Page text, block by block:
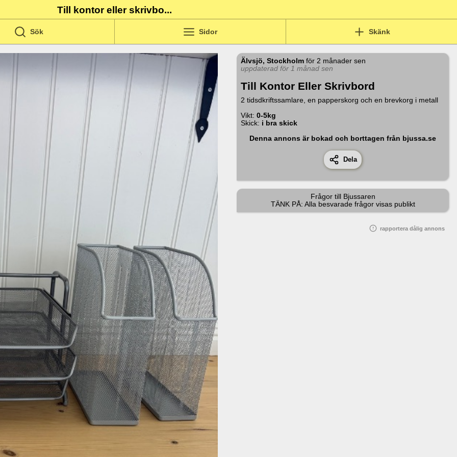
Till kontor eller skrivbo...
Sök Sidor Skänk
Älvsjö, Stockholm för 2 månader sen
uppdaterad för 1 månad sen
Till Kontor Eller Skrivbord
2 tidsdkriftssamlare, en papperskorg och en brevkorg i metall
Vikt: 0-5kg
Skick: i bra skick
Denna annons är bokad och borttagen från bjussa.se
Dela
Frågor till Bjussaren
TÄNK PÅ: Alla besvarade frågor visas publikt
rapportera dålig annons